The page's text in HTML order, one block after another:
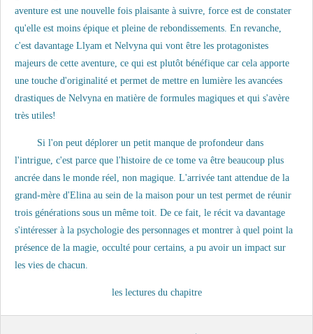
aventure est une nouvelle fois plaisante à suivre, force est de constater
qu'elle est moins épique et pleine de rebondissements. En revanche,
c'est davantage Llyam et Nelvyna qui vont être les protagonistes
majeurs de cette aventure, ce qui est plutôt bénéfique car cela apporte
une touche d'originalité et permet de mettre en lumière les avancées
drastiques de Nelvyna en matière de formules magiques et qui s'avère
très utiles!
Si l'on peut déplorer un petit manque de profondeur dans
l'intrigue, c'est parce que l'histoire de ce tome va être beaucoup plus
ancrée dans le monde réel, non magique. L'arrivée tant attendue de la
grand-mère d'Elina au sein de la maison pour un test permet de réunir
trois générations sous un même toit. De ce fait, le récit va davantage
s'intéresser à la psychologie des personnages et montrer à quel point la
présence de la magie, occulté pour certains, a pu avoir un impact sur
les vies de chacun.
les lectures du chapitre